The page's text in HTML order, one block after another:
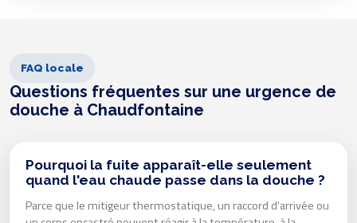
FAQ locale
Questions fréquentes sur une urgence de
douche à Chaudfontaine
Pourquoi la fuite apparaît-elle seulement
quand l'eau chaude passe dans la douche ?
Parce que le mitigeur thermostatique, un raccord d'arrivée ou